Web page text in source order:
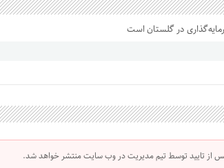
از تایید توسط تیم مدیریت در وب سایت منتشر خواهد شد.